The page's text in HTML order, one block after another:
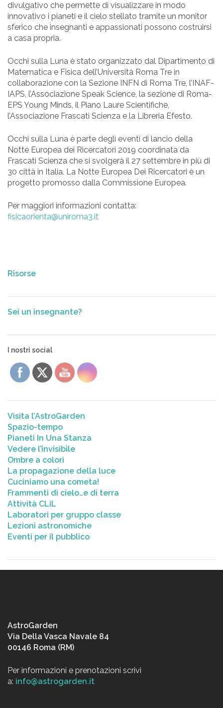
divulgativo che permette di visualizzare in modo
innovativo i pianeti e il cielo stellato tramite un monitor
sferico che insegnanti e appassionati possono costruirsi
a casa propria.
Occhi sulla Luna è stato organizzato dal Dipartimento di
Matematica e Fisica dell’Università Roma Tre in
collaborazione con la Sezione INFN di Roma Tre, l’INAF-
IAPS, l’Associazione Speak Science, la sezione di Roma-
EPS Young Minds, il Piano Laure Scientifiche,
l’Associazione Frascati Scienza e la Libreria Efesto.
Occhi sulla Luna è parte degli eventi di lancio della
Notte Europea dei Ricercatori 2019 coordinata da
Frascati Scienza che si svolgerà il 27 settembre in più di
30 città in Italia. La Notte Europea Dei Ricercatori è un
progetto promosso dalla Commissione Europea.
Per maggiori informazioni contatta:
fisicaorienta@uniroma3.it
Risorse
Sei un insegnante?
I nostri social
Visita l’AstroGarden
Spazio-tempo
Pianeti In Una Stanza
Vedere l’invisibile
Ombre a colori
La propagazione della luce
Cuciniamo una cometa!
Frammenti di cielo…e di terra
Attività CLiL
Laboratori per gruppo classe
Lezioni astronomiche
Eventi per il pubblico
AstroGarden
Via Della Vasca Navale 84
00146 Roma (RM)
Per informazioni e prenotazioni scrivi
a: info@astrogarden.it